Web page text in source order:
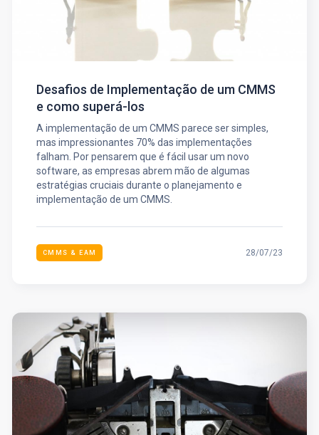
Desafios de Implementação de um CMMS
e como superá-los
A implementação de um CMMS parece ser simples,
mas impressionantes 70% das implementações
falham. Por pensarem que é fácil usar um novo
software, as empresas abrem mão de algumas
estratégias cruciais durante o planejamento e
implementação de um CMMS.
CMMS & EAM 28/07/23